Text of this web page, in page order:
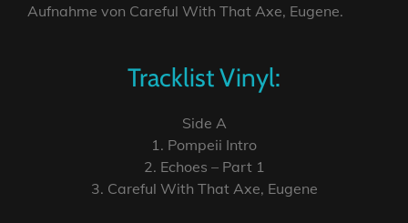
Aufnahme von Careful With That Axe, Eugene.
Tracklist Vinyl:
Side A
1. Pompeii Intro
2. Echoes – Part 1
3. Careful With That Axe, Eugene